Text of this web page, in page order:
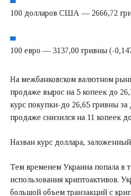
100 долларов США — 2666,72
100 евро — 3137,00 гривны (-
На межбанковском валютном
продаже вырос на 5 копеек до
курс покупки-до 26,65 гривны за
продаже снизился на 11 копеек
Назван курс доллара,
Тем временем Украина попала в
использования криптоактивов.
большой объем транзакций с